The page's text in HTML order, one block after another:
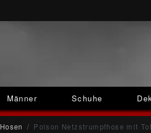
Männer Schuhe
Hosen Poison Netzstrumpfhose mit